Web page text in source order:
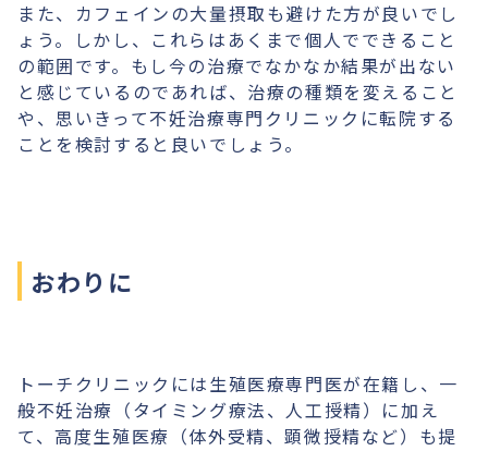
また、カフェインの大量摂取も避けた方が良いでし
ょう。しかし、これらはあくまで個人でできること
の範囲です。もし今の治療でなかなか結果が出ない
と感じているのであれば、治療の種類を変えること
や、思いきって不妊治療専門クリニックに転院する
ことを検討すると良いでしょう。
おわりに
トーチクリニックには生殖医療専門医が在籍し、一
般不妊治療（タイミング療法、人工授精）に加え
て、高度生殖医療（体外受精、顕微授精など）も提